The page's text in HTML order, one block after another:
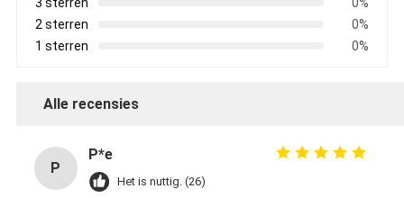
2 sterren
0%
1 sterren
0%
Alle recensies
P
P*e
Het is nuttig. (26)